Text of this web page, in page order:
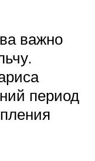
важно
период